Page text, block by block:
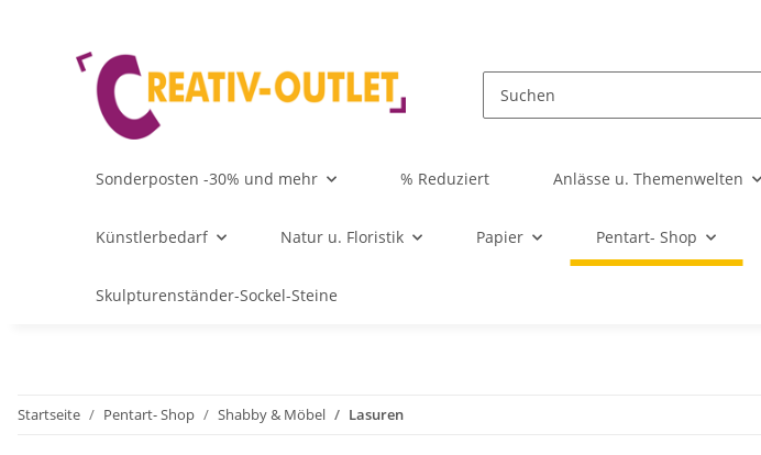
Sonderposten -30% und mehr % Reduziert Anlässe u. Themenwelten
Künstlerbedarf Natur u. Floristik Papier Pentart- Shop
Skulpturenständer-Sockel-Steine
Startseite Pentart- Shop Shabby & Möbel Lasuren